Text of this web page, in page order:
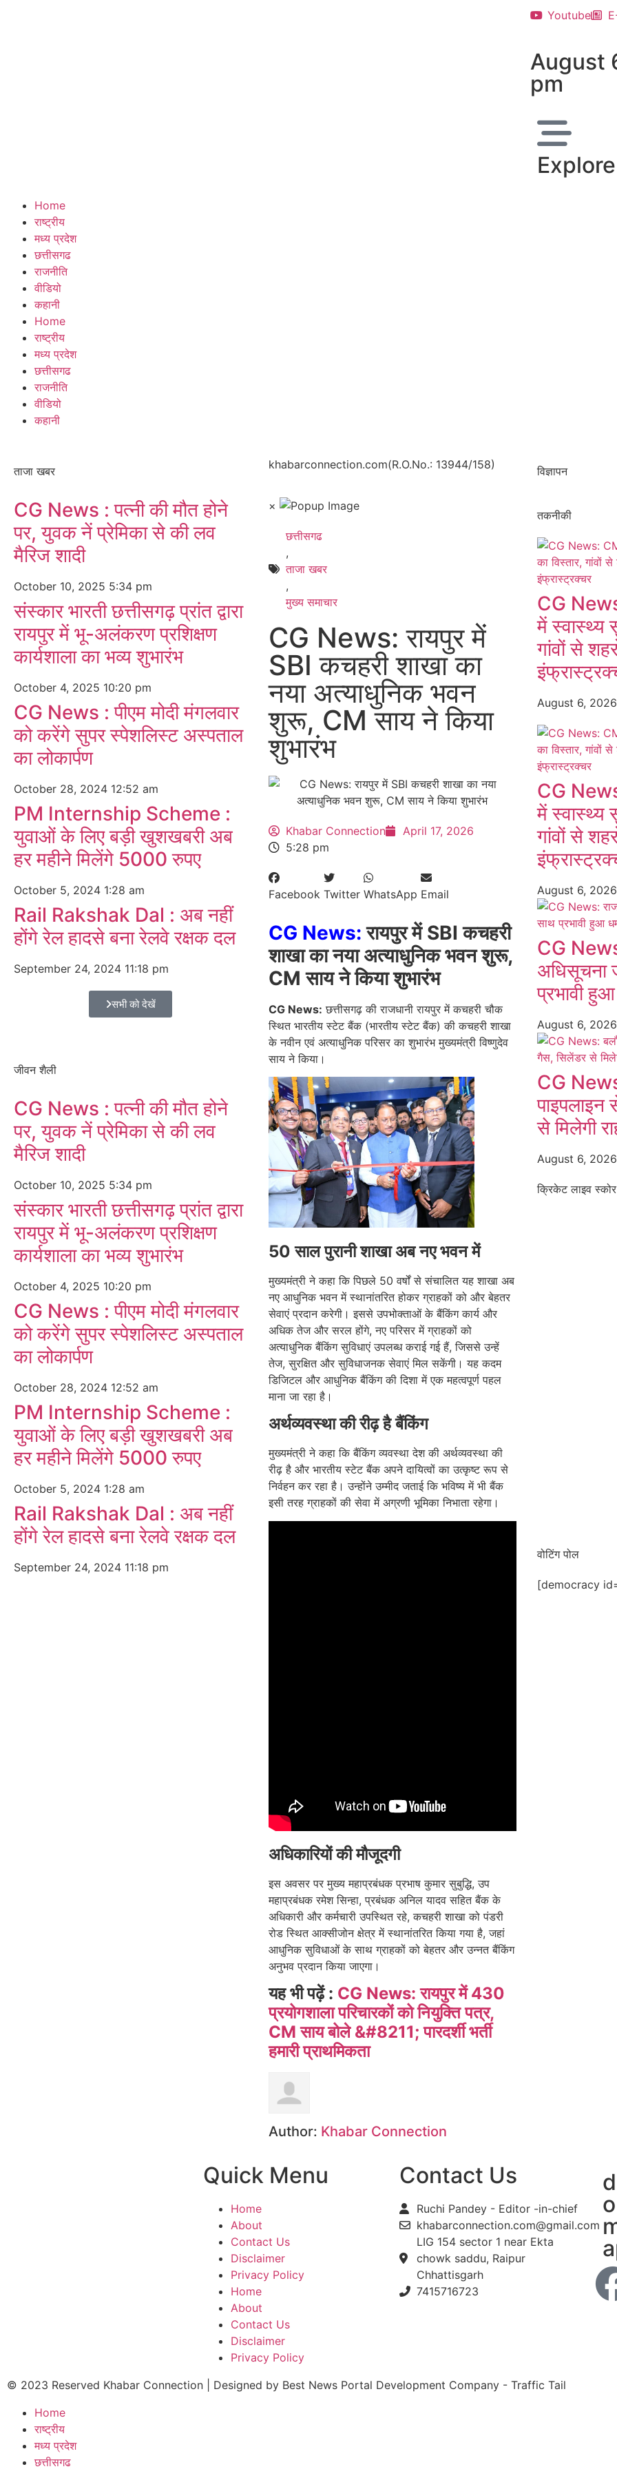
Youtube
August
pm
Explore
Home
राष्ट्रीय
मध्य प्रदेश
छत्तीसगढ
राजनीति
वीडियो
कहानी
Home
राष्ट्रीय
मध्य प्रदेश
छत्तीसगढ
राजनीति
वीडियो
कहानी
ताजा खबर
CG News : पत्नी की मौत होने
पर, युवक नें प्रेमिका से की लव
मैरिज शादी
October 10, 2025 5:34 pm
संस्कार भारती छत्तीसगढ़ प्रांत द्वारा
रायपुर में भू-अलंकरण प्रशिक्षण
कार्यशाला का भव्य शुभारंभ
October 4, 2025 10:20 pm
CG News : पीएम मोदी मंगलवार
को करेंगे सुपर स्पेशलिस्ट अस्पताल
का लोकार्पण
October 28, 2024 12:52 am
PM Internship Scheme :
युवाओं के लिए बड़ी खुशखबरी अब
हर महीने मिलेंगे 5000 रुपए
October 5, 2024 1:28 am
Rail Rakshak Dal : अब नहीं
होंगे रेल हादसे बना रेलवे रक्षक दल
September 24, 2024 11:18 pm
सभी को देखें
जीवन शैली
CG News : पत्नी की मौत होने
पर, युवक नें प्रेमिका से की लव
मैरिज शादी
October 10, 2025 5:34 pm
संस्कार भारती छत्तीसगढ़ प्रांत द्वारा
रायपुर में भू-अलंकरण प्रशिक्षण
कार्यशाला का भव्य शुभारंभ
October 4, 2025 10:20 pm
CG News : पीएम मोदी मंगलवार
को करेंगे सुपर स्पेशलिस्ट अस्पताल
का लोकार्पण
October 28, 2024 12:52 am
PM Internship Scheme :
युवाओं के लिए बड़ी खुशखबरी अब
हर महीने मिलेंगे 5000 रुपए
October 5, 2024 1:28 am
Rail Rakshak Dal : अब नहीं
होंगे रेल हादसे बना रेलवे रक्षक दल
September 24, 2024 11:18 pm
khabarconnection.com(R.O.No.: 13944/158)
×
छत्तीसगढ
,
ताजा खबर
,
मुख्य समाचार​
CG News: रायपुर में
SBI कचहरी शाखा का
नया अत्याधुनिक भवन
शुरू, CM साय ने किया
शुभारंभ
Khabar Connection
April 17, 2026
5:28 pm
Facebook Twitter WhatsApp Email
CG News: रायपुर में SBI कचहरी
शाखा का नया अत्याधुनिक भवन शुरू,
CM साय ने किया शुभारंभ
CG News: छत्तीसगढ़ की राजधानी रायपुर में कचहरी चौक
स्थित भारतीय स्टेट बैंक (भारतीय स्टेट बैंक) की कचहरी शाखा
के नवीन एवं अत्याधुनिक परिसर का शुभारंभ मुख्यमंत्री विष्णुदेव
साय ने किया।
50 साल पुरानी शाखा अब नए भवन में
मुख्यमंत्री ने कहा कि पिछले 50 वर्षों से संचालित यह शाखा अब
नए आधुनिक भवन में स्थानांतरित होकर ग्राहकों को और बेहतर
सेवाएं प्रदान करेगी। इससे उपभोक्ताओं के बैंकिंग कार्य और
अधिक तेज और सरल होंगे, नए परिसर में ग्राहकों को
अत्याधुनिक बैंकिंग सुविधाएं उपलब्ध कराई गई हैं, जिससे उन्हें
तेज, सुरक्षित और सुविधाजनक सेवाएं मिल सकेंगी। यह कदम
डिजिटल और आधुनिक बैंकिंग की दिशा में एक महत्वपूर्ण पहल
माना जा रहा है।
अर्थव्यवस्था की रीढ़ है बैंकिंग
मुख्यमंत्री ने कहा कि बैंकिंग व्यवस्था देश की अर्थव्यवस्था की
रीढ़ है और भारतीय स्टेट बैंक अपने दायित्वों का उत्कृष्ट रूप से
निर्वहन कर रहा है। उन्होंने उम्मीद जताई कि भविष्य में भी बैंक
इसी तरह ग्राहकों की सेवा में अग्रणी भूमिका निभाता रहेगा।
अधिकारियों की मौजूदगी
इस अवसर पर मुख्य महाप्रबंधक प्रभाष कुमार सुबुद्धि, उप
महाप्रबंधक रमेश सिन्हा, प्रबंधक अनिल यादव सहित बैंक के
अधिकारी और कर्मचारी उपस्थित रहे, कचहरी शाखा को पंडरी
रोड स्थित आक्सीजोन क्षेत्र में स्थानांतरित किया गया है, जहां
आधुनिक सुविधाओं के साथ ग्राहकों को बेहतर और उन्नत बैंकिंग
अनुभव प्रदान किया जाएगा।
यह भी पढ़ें : CG News: रायपुर में 430
प्रयोगशाला परिचारकों को नियुक्ति पत्र,
CM साय बोले &#8211; पारदर्शी भर्ती
हमारी प्राथमिकता
Author: Khabar Connection
विज्ञापन
तकनीकी
CG
में स्वास्थ्य
गांवों से
August 6,
CG
में स्वास्थ्य
गांवों से
August 6,
CG
अधिसूचना
प्रभावी
August 6,
CG
से मिलेगी
August 6,
क्रिकेट लाइव स्कोर
वोटिंग पोल
[democracy
Quick Menu
Home
About
Contact Us
Disclaimer
Privacy Policy
Home
About
Contact Us
Disclaimer
Privacy Policy
Contact Us
Ruchi Pandey - Editor -in-chief
khabarconnection.com@gmail.com
LIG 154 sector 1 near Ekta
chowk saddu, Raipur
Chhattisgarh
7415716723
© 2023 Reserved Khabar Connection | Designed by Best News Portal Development Company - Traffic Tail
Home
राष्ट्रीय
मध्य प्रदेश
छत्तीसगढ